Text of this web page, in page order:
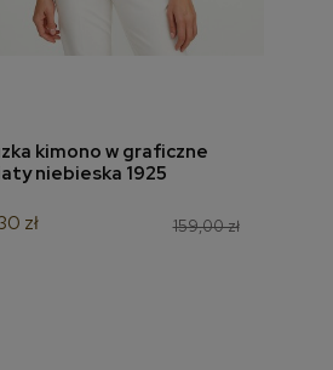
dodaj do koszyka
kimono w graficzne
niebieska 1925
159,00 zł
zł